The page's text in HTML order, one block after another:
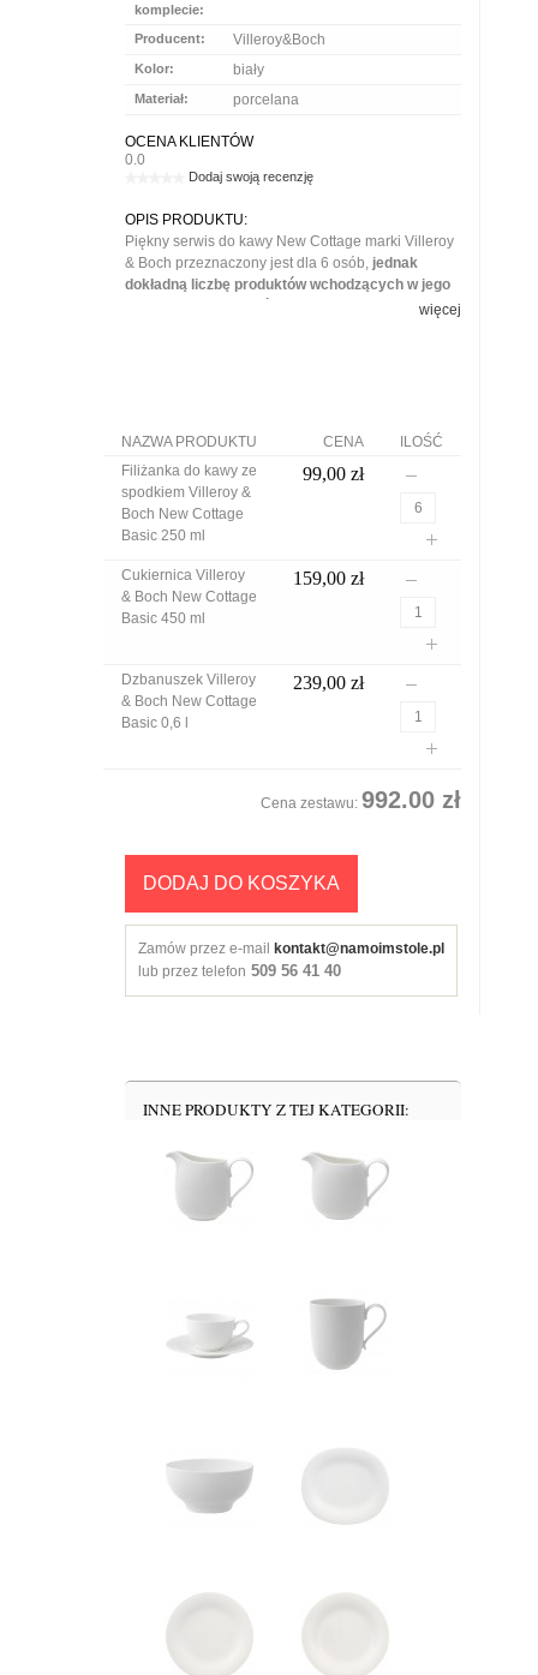
komplecie:
Producent: Villeroy&Boch
Kolor: biały
Materiał: porcelana
OCENA KLIENTÓW
0.0
Dodaj swoją recenzję
OPIS PRODUKTU:
Piękny serwis do kawy New Cottage marki Villeroy
& Boch przeznaczony jest dla 6 osób, jednak
dokładną liczbę produktów wchodzących w jego
skład możesz dobrać według swoich potrzeb.
- dzbanuszek na śmietankę
Wykonana z białej porcelany zastawa stołowa New
Cottage jest piękna, subtelna i bezpretensjonalna.
Harmonizujące ze sobą kształty naczyń sprawiają
naturą i tradycją, a przy tym są bardzo nowoczesne.
Naczynia można bezpiecznie myć w zmywarce i
używać w kuchenkach mikrofalowych.
więcej
NAZWA PRODUKTU CENA
ILOŚĆ
Filiżanka do kawy ze
spodkiem Villeroy &
Boch New Cottage
Basic 250 ml
99,00 zł
Cukiernica Villeroy
& Boch New Cottage
Basic 450 ml
159,00 zł
Dzbanuszek Villeroy
& Boch New Cottage
Basic 0,6 l
239,00 zł
Cena zestawu:992.00 zł
DODAJ DO KOSZYKA
Zamów przez e-mail
kontakt@namoimstole.pl
lub przez telefon 509 56 41 40
INNE PRODUKTY Z TEJ KATEGORII: